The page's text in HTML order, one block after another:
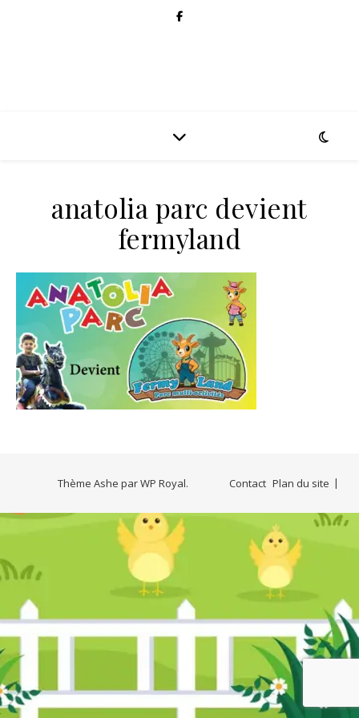
anatolia parc devient
fermyland
Contact Plan du site
Thème Ashe parWP Royal.